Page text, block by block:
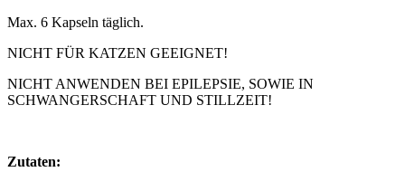
Max. 6 Kapseln täglich.
NICHT FÜR KATZEN GEEIGNET!
NICHT ANWENDEN BEI EPILEPSIE, SOWIE IN
SCHWANGERSCHAFT UND STILLZEIT!
Zutaten: